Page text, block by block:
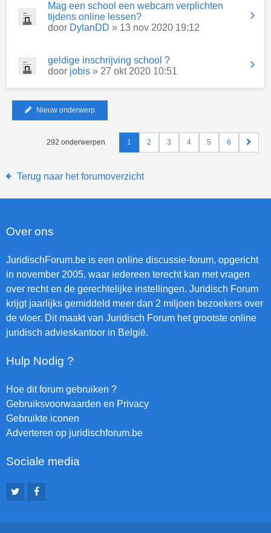
Mag een school een webcam verplichten
tijdens online lessen?
door DylanDD » 13 nov 2020 19:12
geldige inschrijving school ?
door jobis » 27 okt 2020 10:51
Nieuw onderwerp
292 onderwerpen 1 2 3 4 5 6
Terug naar het forumoverzicht
Over ons
JuridischForum.be is een online discussie-forum, opgericht
in november 2005, waar iedereen terecht kan met vragen
over recht en de gerechtelijke instellingen. Juridisch Forum
krijgt jaarlijks gemiddeld meer dan 2 miljoen bezoekers over
de vloer. Dit maakt van Juridisch Forum het grootste online
juridisch advieskantoor in België.
Hulp Nodig ?
Hoe dit forum gebruiken ?
Gebruiksvoorwaarden en Privacy
Gebruikte iconen
Adverteren op juridischforum.be
Sociale media